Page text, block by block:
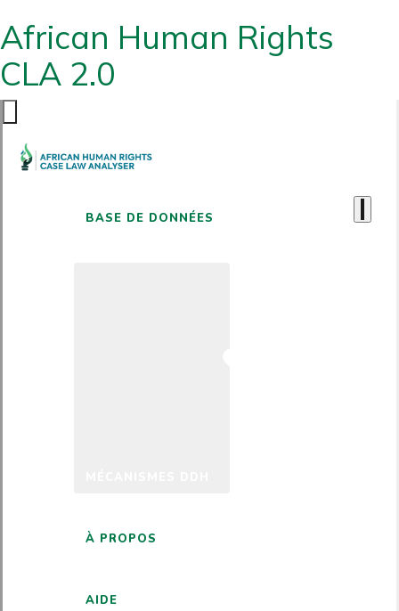
African Human Rights
CLA 2.0
BASE DE DONNÉES
À PROPOS
AIDE